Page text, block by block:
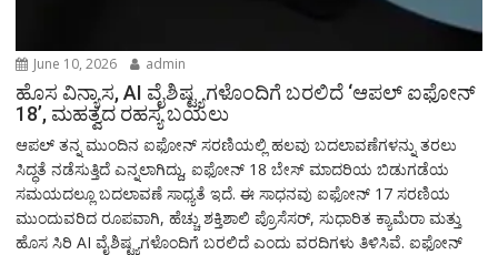
June 10, 2026 admin
ಹೊಸ ವಿನ್ಯಾಸ, AI ವೈಶಿಷ್ಟ್ಯಗಳೊಂದಿಗೆ ಬರಲಿದೆ ‘ಆಪಲ್ ಐಫೋನ್
18’, ಮಹತ್ವದ ರಹಸ್ಯ ಬಯಲು
ಆಪಲ್ ತನ್ನ ಮುಂದಿನ ಐಫೋನ್ ಸರಣಿಯಲ್ಲಿ ಹಲವು ಬದಲಾವಣೆಗಳನ್ನು ತರಲು
ಸಿದ್ಧತೆ ನಡೆಸುತ್ತಿದೆ ಎನ್ನಲಾಗಿದ್ದು, ಐಫೋನ್ 18 ಬೇಸ್ ಮಾದರಿಯ ಬಿಡುಗಡೆಯ
ಸಮಯದಲ್ಲೂ ಬದಲಾವಣೆ ಸಾಧ್ಯತೆ ಇದೆ. ಈ ಸಾಧನವು ಐಫೋನ್ 17 ಸರಣಿಯ
ಮುಂದುವರಿದ ರೂಪವಾಗಿ, ಹೆಚ್ಚು ಶಕ್ತಿಶಾಲಿ ಪ್ರೊಸೆಸರ್, ಸುಧಾರಿತ ಕ್ಯಾಮೆರಾ ಮತ್ತು
ಹೊಸ ಸಿರಿ AI ವೈಶಿಷ್ಟ್ಯಗಳೊಂದಿಗೆ ಬರಲಿದೆ ಎಂದು ವರದಿಗಳು ತಿಳಿಸಿವೆ. ಐಫೋನ್